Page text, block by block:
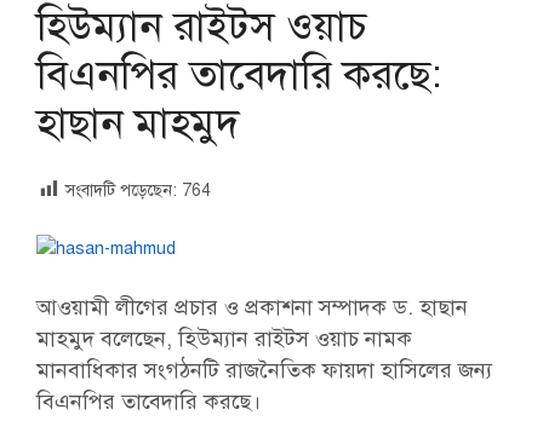
হিউম্যান রাইটস ওয়াচ
বিএনপির তাবেদারি করছে:
হাছান মাহমুদ
সংবাদটি পড়েছেন: 764
আওয়ামী লীগের প্রচার ও প্রকাশনা সম্পাদক ড. হাছান
মাহমুদ বলেছেন, হিউম্যান রাইটস ওয়াচ নামক
মানবাধিকার সংগঠনটি রাজনৈতিক ফায়দা হাসিলের জন্য
বিএনপির তাবেদারি করছে।